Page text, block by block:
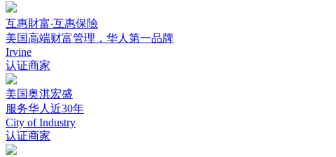
互惠財富‧互惠保險
美国高端财富管理，华人第一品牌
Irvine
认证商家
美国奥淇宏盛
服务华人近30年
City of Industry
认证商家